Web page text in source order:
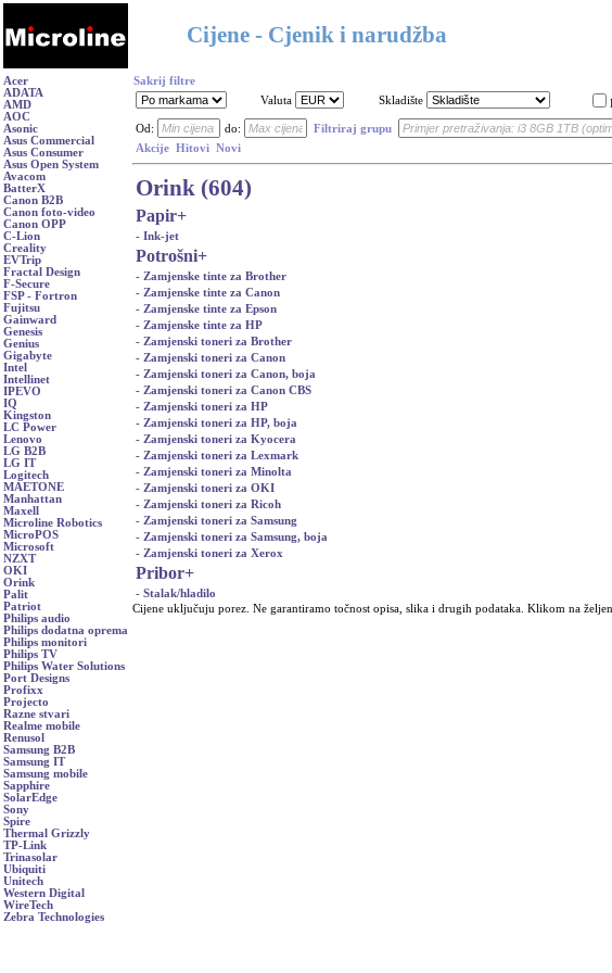
Cijene - Cjenik i narudžba
Acer
ADATA
AMD
AOC
Asonic
Asus Commercial
Asus Consumer
Asus Open System
Avacom
BatterX
Canon B2B
Canon foto-video
Canon OPP
C-Lion
Creality
EVTrip
Fractal Design
F-Secure
FSP - Fortron
Fujitsu
Gainward
Genesis
Genius
Gigabyte
Intel
Intellinet
IPEVO
IQ
Kingston
LC Power
Lenovo
LG B2B
LG IT
Logitech
MAETONE
Manhattan
Maxell
Microline Robotics
MicroPOS
Microsoft
NZXT
OKI
Orink
Palit
Patriot
Philips audio
Philips dodatna oprema
Philips monitori
Philips TV
Philips Water Solutions
Port Designs
Profixx
Projecto
Razne stvari
Realme mobile
Renusol
Samsung B2B
Samsung IT
Samsung mobile
Sapphire
SolarEdge
Sony
Spire
Thermal Grizzly
TP-Link
Trinasolar
Ubiquiti
Unitech
Western Digital
WireTech
Zebra Technologies
Sakrij filtre
Valuta
Skladište
Od: do:
Filtriraj grupu
Akcije Hitovi Novi
Orink (604)
Papir+
- Ink-jet
Potrošni+
- Zamjenske tinte za Brother
- Zamjenske tinte za Canon
- Zamjenske tinte za Epson
- Zamjenske tinte za HP
- Zamjenski toneri za Brother
- Zamjenski toneri za Canon
- Zamjenski toneri za Canon, boja
- Zamjenski toneri za Canon CBS
- Zamjenski toneri za HP
- Zamjenski toneri za HP, boja
- Zamjenski toneri za Kyocera
- Zamjenski toneri za Lexmark
- Zamjenski toneri za Minolta
- Zamjenski toneri za OKI
- Zamjenski toneri za Ricoh
- Zamjenski toneri za Samsung
- Zamjenski toneri za Samsung, boja
- Zamjenski toneri za Xerox
Pribor+
- Stalak/hladilo
Cijene uključuju porez. Ne garantiramo točnost opisa, slika i drugih podataka. Klikom na